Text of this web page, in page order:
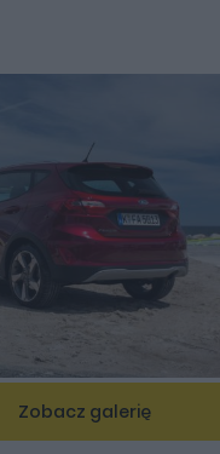
Zobacz galerię